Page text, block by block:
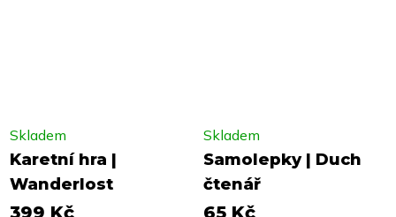
Karetní hra |
Wanderlost
Skladem
399 Kč
Samolepky | Duch
čtenář
Skladem
65 Kč